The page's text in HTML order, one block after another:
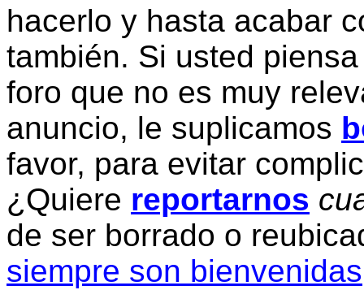
hacerlo y hasta acabar
también. Si usted
foro que no es muy
anuncio, le suplicamos
favor, para evitar
¿Quiere reportarnos
de ser borrado o
siempre son bienvenidas